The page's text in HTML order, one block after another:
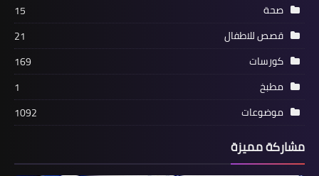
صحة
15
قصص للاطفال
21
كورسات
169
مطبخ
1
موضوعات
1092
مشاركة مميزة